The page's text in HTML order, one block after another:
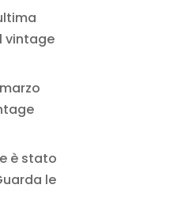
vintage
è stato
le